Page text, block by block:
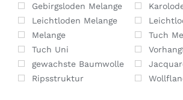
Gebirgsloden Melange
Leichtloden Melange
Melange
Tuch
Tuch Uni
gewachste Baumwolle
Ripsstruktur